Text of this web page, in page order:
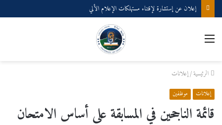
إعلان عن إستشارة لإقتناء مستهلكات الإعلام الألي
القائمة
الرئيسية/إعلانات
إعلانات موظفين
قائمة الناجحين في المسابقة على أساس الامتحان